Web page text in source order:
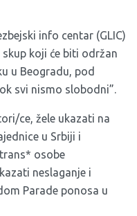
info centar (GLIC)
skup koji će biti održan
u Beogradu, pod
svi nismo slobodni”.
ce, žele ukazati na
u Srbiji i
osobe
neslaganje i
Parade ponosa u